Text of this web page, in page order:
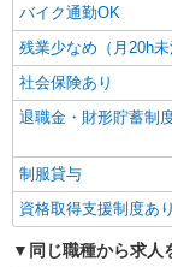
バイク通勤OK
残業少なめ（月20h未
社会保険あり
退職金・財形貯蓄制
制服貸与
資格取得支援制度あり
同じ職種から求人